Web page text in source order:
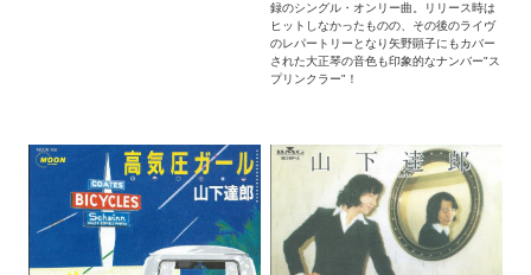
録のシングル・オンリー曲。リリース時は
ヒットしなかったものの、その後のライヴ
のレパートリーとなり矢野顕子にもカバー
された大正琴の音色も印象的なナンバー"ス
プリンクラー"！